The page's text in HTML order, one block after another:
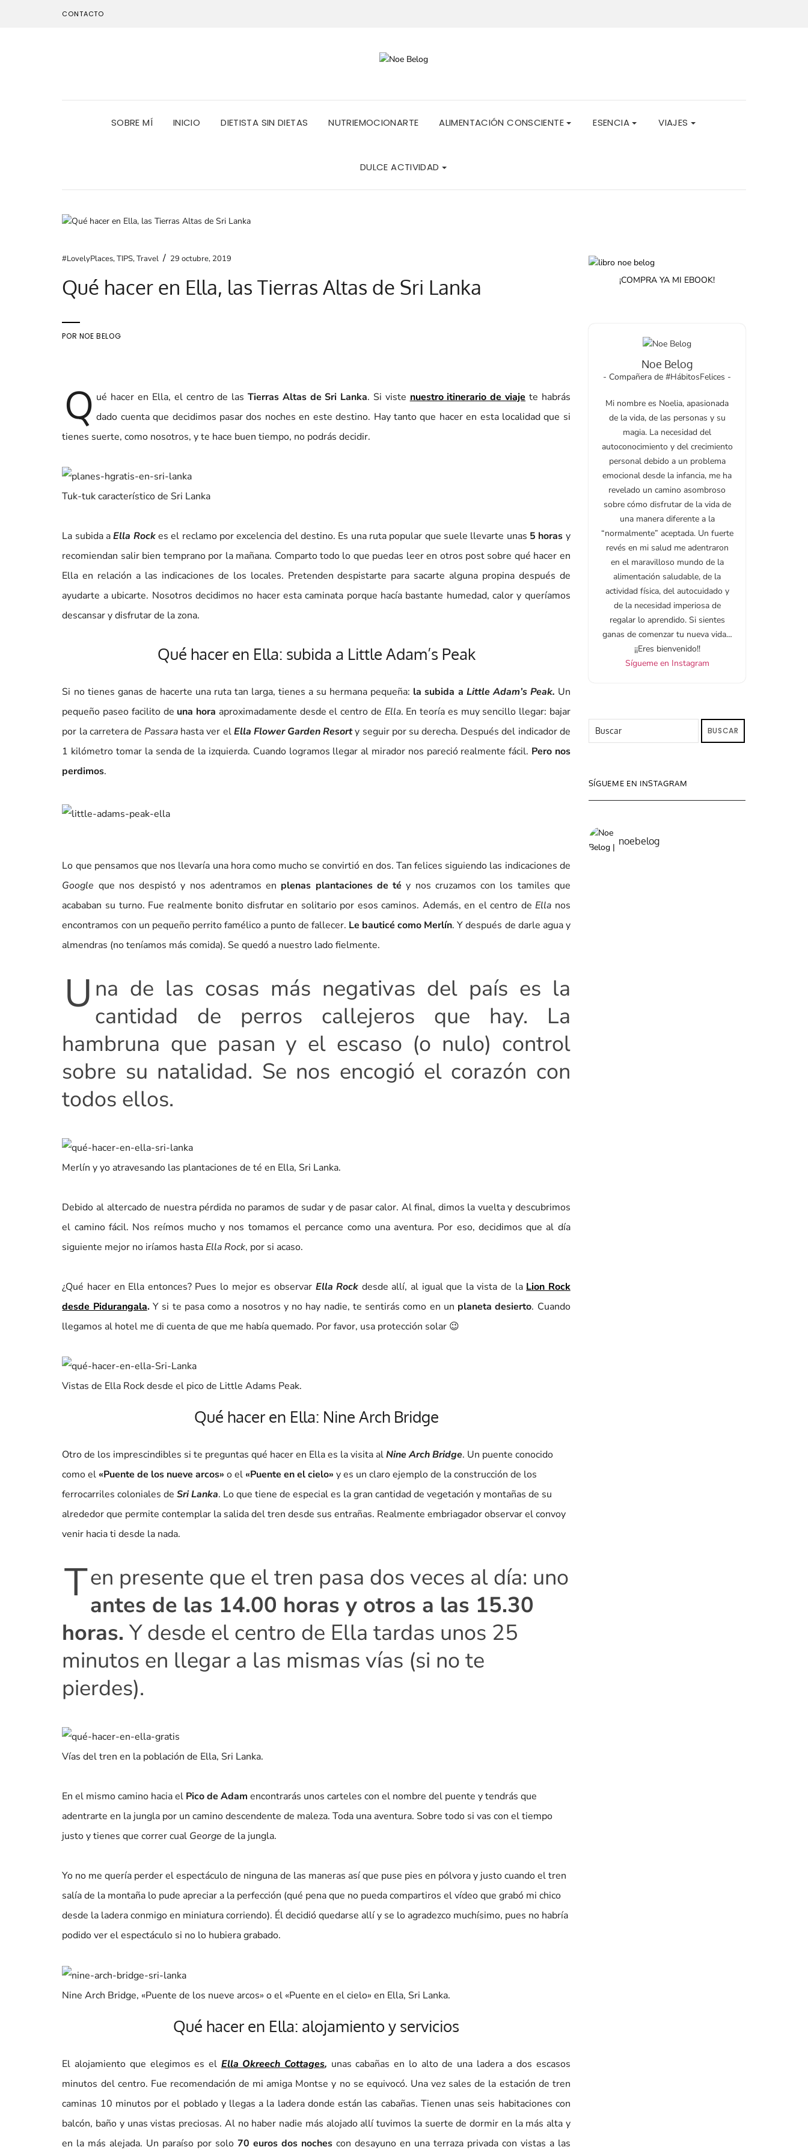
CONTACTO
SOBRE MÍ INICIO DIETISTA SIN DIETAS NUTRIEMOCIONARTE ALIMENTACIÓN CONSCIENTE ESENCIA VIAJES
DULCE ACTIVIDAD
#LovelyPlaces,TIPS,Travel / 29 octubre, 2019
Qué hacer en Ella, las Tierras Altas de Sri Lanka
POR NOE BELOG
Q ué hacer en Ella, el centro de las Tierras Altas de Sri Lanka. Si viste nuestro itinerario de viaje te habrás
dado cuenta que decidimos pasar dos noches en este destino. Hay tanto que hacer en esta localidad que si
tienes suerte, como nosotros, y te hace buen tiempo, no podrás decidir.
Tuk-tuk característico de Sri Lanka
La subida aElla Rockes el reclamo por excelencia del destino. Es una ruta popular que suele llevarte unas 5 horas y
recomiendan salir bien temprano por la mañana. Comparto todo lo que puedas leer en otros post sobre qué hacer en
Ella en relación a las indicaciones de los locales. Pretenden despistarte para sacarte alguna propina después de
ayudarte a ubicarte. Nosotros decidimos no hacer esta caminata porque hacía bastante humedad, calor y queríamos
descansar y disfrutar de la zona.
Qué hacer en Ella: subida a Little Adam’s Peak
Si no tienes ganas de hacerte una ruta tan larga, tienes a su hermana pequeña: la subida a Little Adam’s Peak. Un
pequeño paseo facilito de una hora aproximadamente desde el centro de Ella. En teoría es muy sencillo llegar: bajar
por la carretera dePassara hasta ver elElla Flower Garden Resorty seguir por su derecha. Después del indicador de
1 kilómetro tomar la senda de la izquierda. Cuando logramos llegar al mirador nos pareció realmente fácil. Pero nos
perdimos.
Lo que pensamos que nos llevaría una hora como mucho se convirtió en dos. Tan felices siguiendo las indicaciones de
Google que nos despistó y nos adentramos en plenas plantaciones de té y nos cruzamos con los tamiles que
acababan su turno. Fue realmente bonito disfrutar en solitario por esos caminos. Además, en el centro deElla nos
encontramos con un pequeño perrito famélico a punto de fallecer. Le bauticé como Merlín. Y después de darle agua y
almendras (no teníamos más comida). Se quedó a nuestro lado fielmente.
U na de las cosas más negativas del país es la
cantidad de perros callejeros que hay. La
hambruna que pasan y el escaso (o nulo) control
sobre su natalidad. Se nos encogió el corazón con
todos ellos.
Merlín y yo atravesando las plantaciones de té en Ella, Sri Lanka.
Debido al altercado de nuestra pérdida no paramos de sudar y de pasar calor. Al final, dimos la vuelta y descubrimos
el camino fácil. Nos reímos mucho y nos tomamos el percance como una aventura. Por eso, decidimos que al día
siguiente mejor no iríamos hastaElla Rock, por si acaso.
¿Qué hacer en Ella entonces? Pues lo mejor es observarElla Rock desde allí, al igual que la vista de la Lion Rock
desde Pidurangala.Y si te pasa como a nosotros y no hay nadie, te sentirás como en un planeta desierto. Cuando
llegamos al hotel me di cuenta de que me había quemado. Por favor, usa protección solar 😉
Vistas de Ella Rock desde el pico de Little Adams Peak.
Qué hacer en Ella: Nine Arch Bridge
Otro de los imprescindibles si te preguntas qué hacer en Ella es la visita alNine Arch Bridge. Un puente conocido
como el «Puente de los nueve arcos» o el «Puente en el cielo» y es un claro ejemplo de la construcción de los
ferrocarriles coloniales deSri Lanka. Lo que tiene de especial es la gran cantidad de vegetación y montañas de su
alrededor que permite contemplar la salida del tren desde sus entrañas. Realmente embriagador observar el convoy
venir hacia ti desde la nada.
Ten presente que el tren pasa dos veces al día: uno
antes de las 14.00 horas y otros a las 15.30
horas. Y desde el centro de Ella tardas unos 25
minutos en llegar a las mismas vías (si no te
pierdes).
Vías del tren en la población de Ella, Sri Lanka.
En el mismo camino hacia el Pico de Adam encontrarás unos carteles con el nombre del puente y tendrás que
adentrarte en la jungla por un camino descendente de maleza. Toda una aventura. Sobre todo si vas con el tiempo
justo y tienes que correr cual George de la jungla.
Yo no me quería perder el espectáculo de ninguna de las maneras así que puse pies en pólvora y justo cuando el tren
salía de la montaña lo pude apreciar a la perfección (qué pena que no pueda compartiros el vídeo que grabó mi chico
desde la ladera conmigo en miniatura corriendo). Él decidió quedarse allí y se lo agradezco muchísimo, pues no habría
podido ver el espectáculo si no lo hubiera grabado.
Nine Arch Bridge, «Puente de los nueve arcos» o el «Puente en el cielo» en Ella, Sri Lanka.
Qué hacer en Ella: alojamiento y servicios
El alojamiento que elegimos es el Ella Okreech Cottages, unas cabañas en lo alto de una ladera a dos escasos
minutos del centro. Fue recomendación de mi amiga Montse y no se equivocó. Una vez sales de la estación de tren
caminas 10 minutos por el poblado y llegas a la ladera donde están las cabañas. Tienen unas seis habitaciones con
balcón, baño y unas vistas preciosas. Al no haber nadie más alojado allí tuvimos la suerte de dormir en la más alta y
en la más alejada. Un paraíso por solo70 euros dos noches con desayuno en una terraza privada con vistas a las
¡COMPRA YA MI EBOOK!
Noe Belog
- Compañera de #HábitosFelices -
Mi nombre es Noelia, apasionada
de la vida, de las personas y su
magia. La necesidad del
autoconocimiento y del crecimiento
personal debido a un problema
emocional desde la infancia, me ha
revelado un camino asombroso
sobre cómo disfrutar de la vida de
una manera diferente a la
“normalmente” aceptada. Un fuerte
revés en mi salud me adentraron
en el maravilloso mundo de la
alimentación saludable, de la
actividad física, del autocuidado y
de la necesidad imperiosa de
regalar lo aprendido. Si sientes
ganas de comenzar tu nueva vida…
¡¡Eres bienvenido!!
Sígueme en Instagram
BUSCAR
SÍGUEME EN INSTAGRAM
noebelog